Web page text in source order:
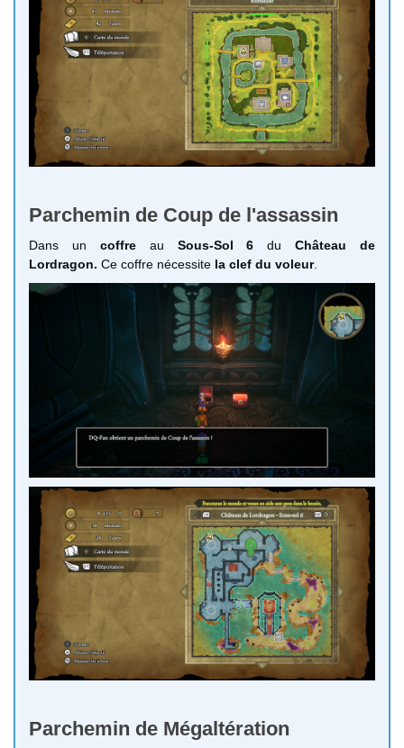
Parchemin de Coup de l'assassin
Dans un coffreau Sous-Sol 6 duChâteau de
Lordragon. Ce coffre nécessite la clef du voleur.
Parchemin de Mégaltération